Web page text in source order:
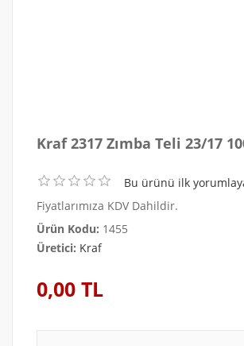
Kraf 2317 Zımba Teli 23/17
Bu ürünü ilk
Fiyatlarımıza KDV Dahildir.
Ürün Kodu: 1455
Üretici: Kraf
0,00 TL